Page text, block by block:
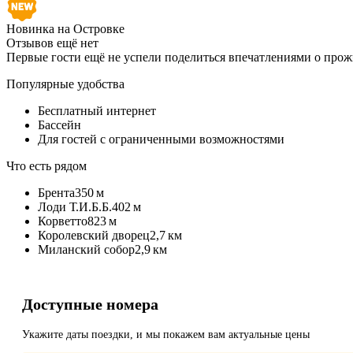
Новинка на Островке
Отзывов ещё нет
Первые гости ещё не успели поделиться впечатлениями о
Популярные удобства
Бесплатный интернет
Бассейн
Для гостей с ограниченными возможностями
Что есть рядом
Брента350 м
Лоди Т.И.Б.Б.402 м
Корветто823 м
Королевский дворец2,7 км
Миланский собор2,9 км
Доступные номера
Укажите даты поездки, и мы покажем вам актуальные цены